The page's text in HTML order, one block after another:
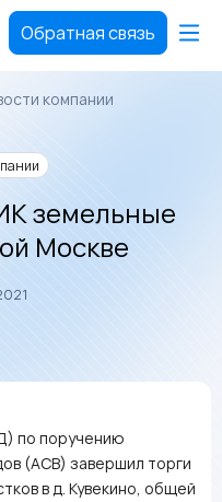
Обратная связь
компании
земельные
Москве
по поручению
(АСВ) завершил торги
в д. Кувекино, общей